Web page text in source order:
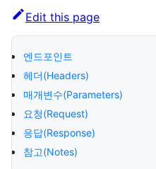
Edit this page
엔드포인트
헤더(Headers)
매개변수(Parameters)
요청(Request)
응답(Response)
참고(Notes)